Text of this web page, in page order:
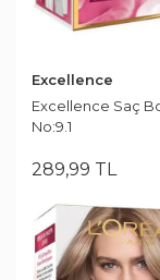
Excellence
Excellence Saç
No:9.1
289,99 TL